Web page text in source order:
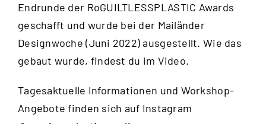
Endrunde der RoGUILTLESSPLASTIC Awards
geschafft und wurde bei der Mailänder
Designwoche (Juni 2022) ausgestellt. Wie das
gebaut wurde, findest du im Video.
Tagesaktuelle Informationen und Workshop-
Angebote finden sich auf Instagram